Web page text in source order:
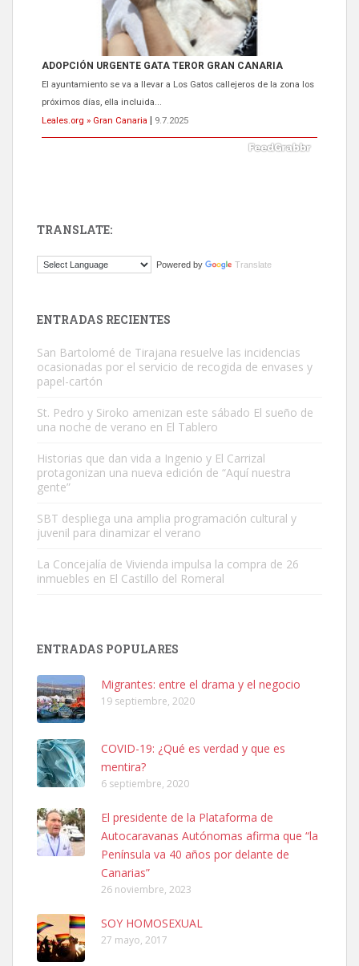
ADOPCIÓN URGENTE GATA TEROR GRAN CANARIA
El ayuntamiento se va a llevar a Los Gatos callejeros de la zona los
próximos días, ella incluida...
Leales.org » Gran Canaria
9.7.2025
Este gato macho ha aparecido en la calle hace menos de un mes,
Busco adopción responsable para mi perra. Pastor alemán,
hembra, 4 años. Por motivos personales ...
Leales.org » Gran Canaria
Leales.org » Gran Canaria
Ninfa perdida
El día 5 se los perdió una ninfa papillera, asustada tiene miedo a la
calle, se perdió por la zon...
Leales.org » Gran Canaria
6.7.2025
TRANSLATE:
Powered by Translate
ENTRADAS RECIENTES
San Bartolomé de Tirajana resuelve las incidencias
ocasionadas por el servicio de recogida de envases y
papel-cartón
St. Pedro y Siroko amenizan este sábado El sueño de
una noche de verano en El Tablero
Historias que dan vida a Ingenio y El Carrizal
protagonizan una nueva edición de “Aquí nuestra
gente”
SBT despliega una amplia programación cultural y
juvenil para dinamizar el verano
La Concejalía de Vivienda impulsa la compra de 26
inmuebles en El Castillo del Romeral
ENTRADAS POPULARES
Migrantes: entre el drama y el negocio
19 septiembre, 2020
COVID-19: ¿Qué es verdad y que es
mentira?
6 septiembre, 2020
El presidente de la Plataforma de
Autocaravanas Autónomas afirma que “la
Península va 40 años por delante de
Canarias”
26 noviembre, 2023
SOY HOMOSEXUAL
27 mayo, 2017